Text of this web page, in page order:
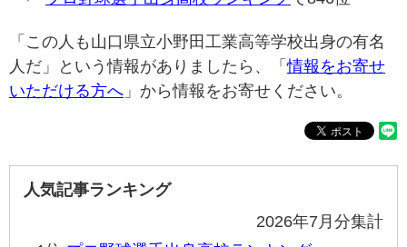
「この人も山口県立小野田工業高等学校出身の有名
人だ」という情報がありましたら、「情報をお寄せ
いただける方へ 」から情報をお寄せください。
人気記事ランキング
2026年7月分集計